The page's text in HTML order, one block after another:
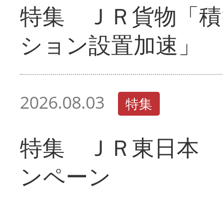
特集 ＪＲ貨物「
ション設置加速」
2026.08.03 特集
特集 ＪＲ東日本
ンペーン